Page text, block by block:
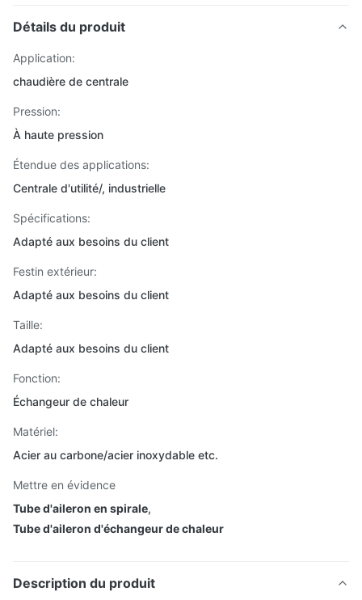
Détails du produit
Application:
chaudière de centrale
Pression:
À haute pression
Étendue des applications:
Centrale d'utilité/, industrielle
Spécifications:
Adapté aux besoins du client
Festin extérieur:
Adapté aux besoins du client
Taille:
Adapté aux besoins du client
Fonction:
Échangeur de chaleur
Matériel:
Acier au carbone/acier inoxydable etc.
Mettre en évidence
Tube d'aileron en spirale,
Tube d'aileron d'échangeur de chaleur
Description du produit